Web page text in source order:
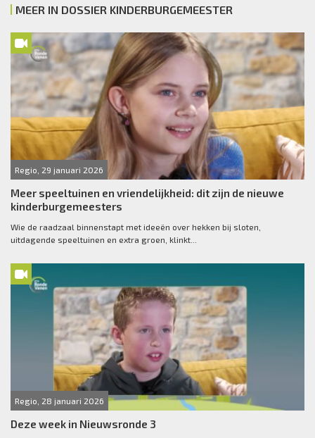
MEER IN DOSSIER KINDERBURGEMEESTER
Regio, 29 januari 2026
Meer speeltuinen en vriendelijkheid: dit zijn de nieuwe
kinderburgemeesters
Wie de raadzaal binnenstapt met ideeën over hekken bij sloten,
uitdagende speeltuinen en extra groen, klinkt...
Regio, 28 januari 2026
Deze week in Nieuwsronde 3